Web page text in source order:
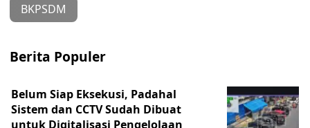
BKPSDM
Berita Populer
Belum Siap Eksekusi, Padahal
Sistem dan CCTV Sudah Dibuat
untuk Digitalisasi Pengelolaan